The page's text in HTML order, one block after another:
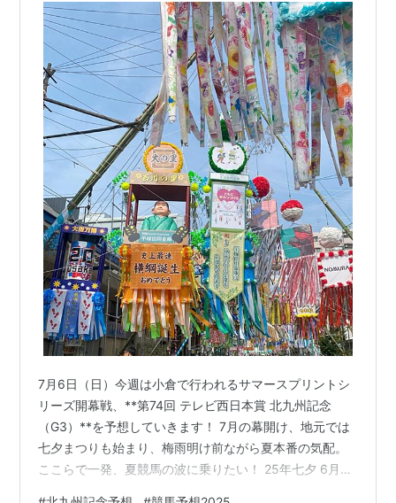
7月6日（日）今週は小倉で行われるサマースプリントシ
リーズ開幕戦、**第74回 テレビ西日本賞 北九州記念
（G3）**を予想していきます！ 7月の幕開け、地元では
七夕まつりも始まり、梅雨明け前ながら夏本番の気配。
ここらで一発、夏競馬の波に乗りたい！ 25年七夕 6月は